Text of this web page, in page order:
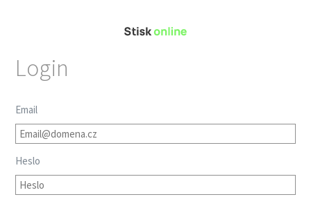
Login
Email
Heslo